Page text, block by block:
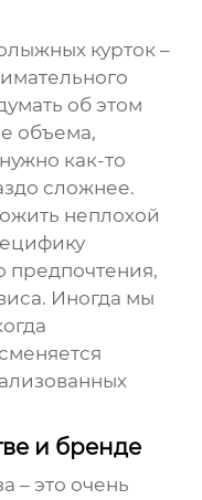
курток –
об этом
объема,
как-то
сложнее.
неплохой
предпочтения,
Иногда мы
и бренде
– это очень